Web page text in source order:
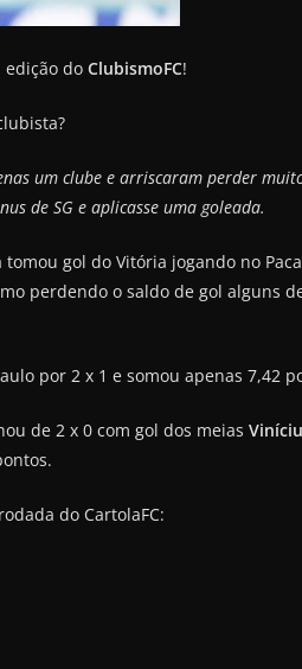
edição do ClubismoFC!
um clube e arriscaram perder
de SG e aplicasse uma goleada.
gol do Vitória jogando no
perdendo o saldo de gol alguns
por 2 x 1 e somou apenas 7,42
de 2 x 0 com gol dos meias
do CartolaFC: